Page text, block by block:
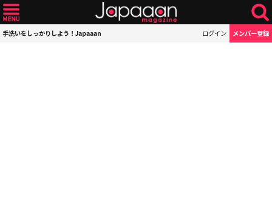
手洗いをしっかりしよう！Japaaan ログイン メンバー登録